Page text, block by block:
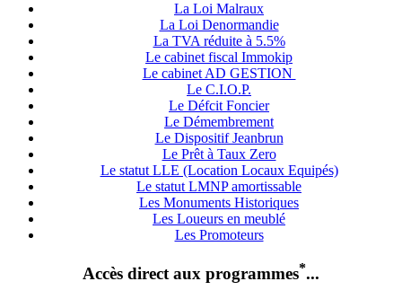
La Loi Malraux
La Loi Denormandie
La TVA réduite à 5.5%
Le cabinet fiscal Immokip
Le cabinet AD GESTION
Le C.I.O.P.
Le Défcit Foncier
Le Démembrement
Le Dispositif Jeanbrun
Le Prêt à Taux Zero
Le statut LLE (Location Locaux Equipés)
Le statut LMNP amortissable
Les Monuments Historiques
Les Loueurs en meublé
Les Promoteurs
Accès direct aux programmes*...